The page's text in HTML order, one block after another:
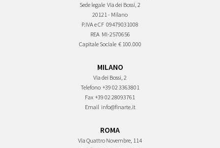
Sede legale Via dei Bossi, 2
20121 - Milano
P.IVA e CF 09479031008
REA MI-2570656
Capitale Sociale € 100.000
MILANO
Via dei Bossi, 2
Telefono +39 02 3363801
Fax +39 02 28093761
Email info@finarte.it
ROMA
Via Quattro Novembre, 114